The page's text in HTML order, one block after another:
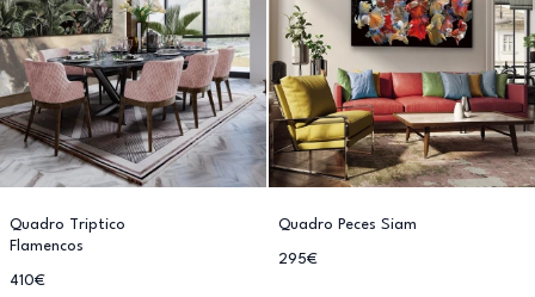
Quadro Triptico
Flamencos
410€
Quadro Peces Siam
295€